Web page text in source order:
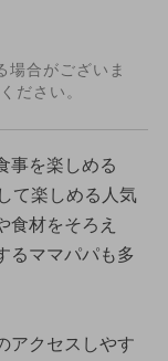
場合がございま
ださい。
事を楽しめる
て楽しめる人気
食材をそろえ
るママパパも多
アクセスしやす